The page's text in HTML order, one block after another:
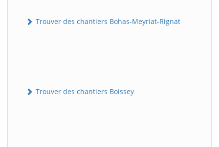
Trouver des chantiers Bohas-Meyriat-Rignat
Trouver des chantiers Boissey